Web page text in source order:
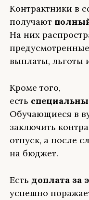
Контрактники в
получают
На них
выплаты, льготы
Кроме того,
есть
Обучающиеся в
заключить
отпуск, а после
на бюджет.
Есть доплата за
успешно